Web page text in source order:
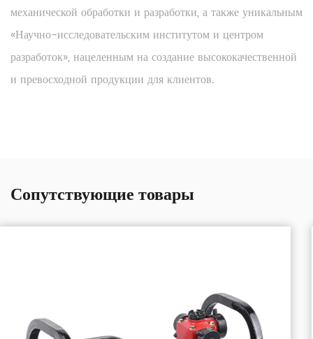
механической обработки и разработки, а также уникальным
«Научно-исследовательским институтом и центром
разработок», нацеленным на создание высококачественной
и превосходной продукции для клиентов.
Сопутствующие товары